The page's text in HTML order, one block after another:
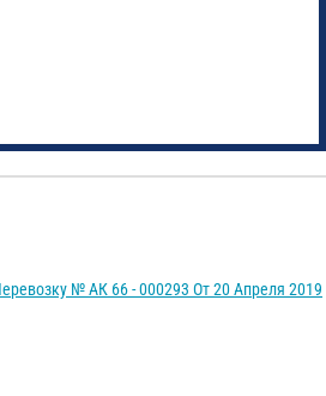
№ АК 66 - 000293 От 20 Апреля 2019